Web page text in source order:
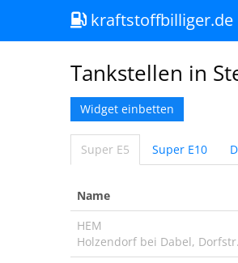
kraftstoffbilliger.de
Tankstellen in
Widget einbetten
Super E5 Super E10
Name
HEM
Holzendorf bei Dabel,